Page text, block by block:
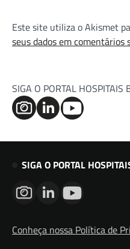
Este site utiliza o Akismet
seus dados em comentários
SIGA O PORTAL HOSPITAIS
SIGA O PORTAL
Conheça nossa Política de